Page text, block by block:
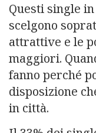
Questi single
scelgono
attrattive e le
maggiori.
fanno perché
disposizione
in città.